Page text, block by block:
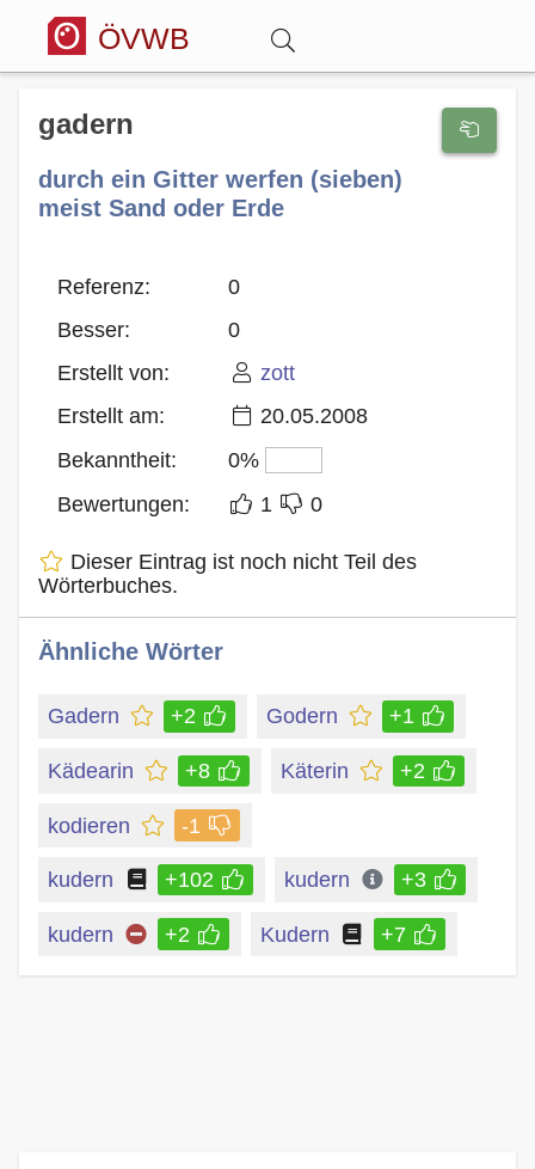
ÖVWB
Anmelden
Wörterbuch
Forum
Blog
gadern
durch ein Gitter werfen (sieben)
meist Sand oder Erde
Referenz:
0
Besser:
0
Erstellt von:
zott
Erstellt am:
20.05.2008
Bekanntheit:
0%
Bewertungen:
1 0
Dieser Eintrag ist noch nicht Teil des
Wörterbuches.
Ähnliche Wörter
Gadern +2 Godern +1
Kädearin +8 Käterin +2
kodieren -1
kudern +102 kudern +3
kudern +2 Kudern +7